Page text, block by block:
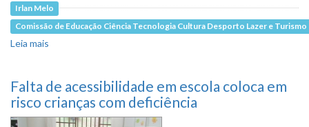
Irlan Melo
Comissão de Educação Ciência Tecnologia Cultura Desporto Lazer e Turismo
Leia mais
Falta de acessibilidade em escola coloca em
risco crianças com deficiência